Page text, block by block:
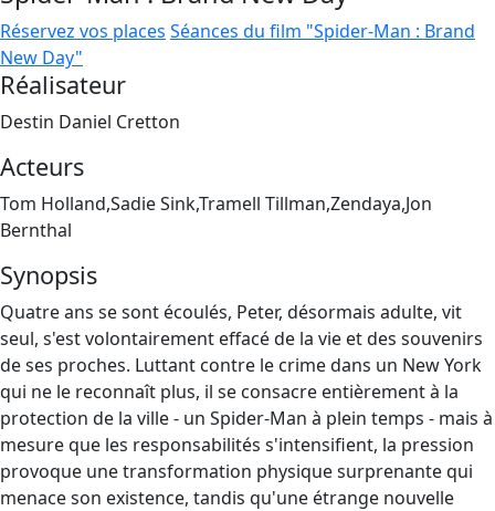
Réservez vos places Séances du film "Spider-Man : Brand
New Day"
Réalisateur
Destin Daniel Cretton
Acteurs
Tom Holland,Sadie Sink,Tramell Tillman,Zendaya,Jon
Bernthal
Synopsis
Quatre ans se sont écoulés, Peter, désormais adulte, vit
seul, s'est volontairement effacé de la vie et des souvenirs
de ses proches. Luttant contre le crime dans un New York
qui ne le reconnaît plus, il se consacre entièrement à la
protection de la ville - un Spider-Man à plein temps - mais à
mesure que les responsabilités s'intensifient, la pression
provoque une transformation physique surprenante qui
menace son existence, tandis qu'une étrange nouvelle